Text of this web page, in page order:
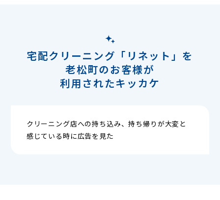
宅配クリーニング「リネット」を
老松町のお客様が
利用されたキッカケ
クリーニング店への持ち込み、持ち帰りが大変と
感じている時に広告を見た